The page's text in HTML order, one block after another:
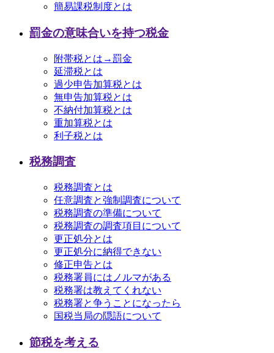
簡易課税制度とは
罰金の意味合いを持つ税金
附帯税とは→罰金
延滞税とは
過少申告加算税とは
無申告加算税とは
不納付加算税とは
重加算税とは
利子税とは
税務調査
税務調査とは
任意調査と強制調査について
税務調査の準備について
税務調査の調査項目について
更正処分とは
更正処分に納得できない
修正申告とは
税務署員にはノルマがある
税務署は教えてくれない
税務署と争うことになったら
国税当局の隠語について
節税を考える